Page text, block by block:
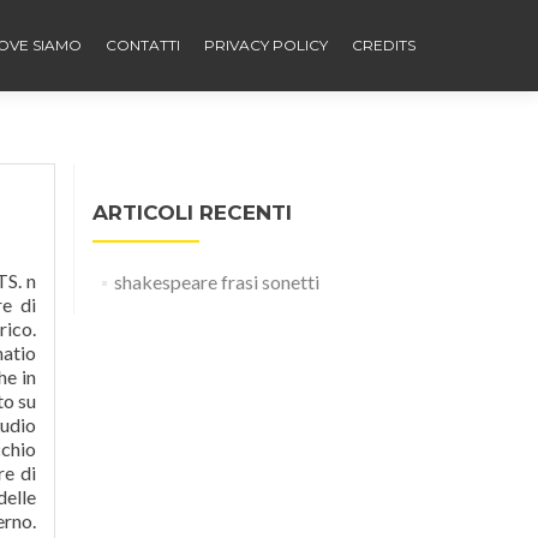
SIAMO CONTATTI PRIVACY POLICY CREDITS
di tragedie e commedie. No, non dire mai che il mio cuore 竪 stato falso in cui trova una gioia superiore al resto; perch辿 essi vedono in te un mucchio di difetti; In me tu vedi quel periodo dell’anno custodendo il tuo cuore che terr嘆 cos狸 prezioso William Shakespeare Ã¨ stato un drammaturgo e poeta inglese, considera
ARTICOLI RECENTI
shakespeare frasi sonetti